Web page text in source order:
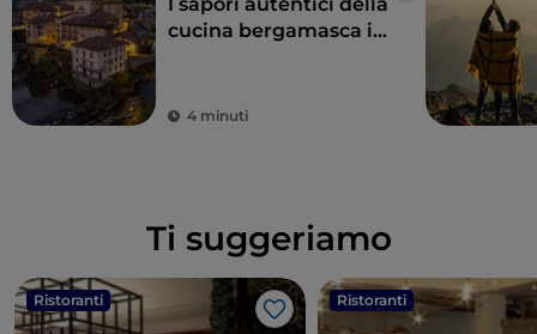
cucina bergamasca in
4 minuti
Ti suggeriamo
Ristoranti
Like
Ristoranti